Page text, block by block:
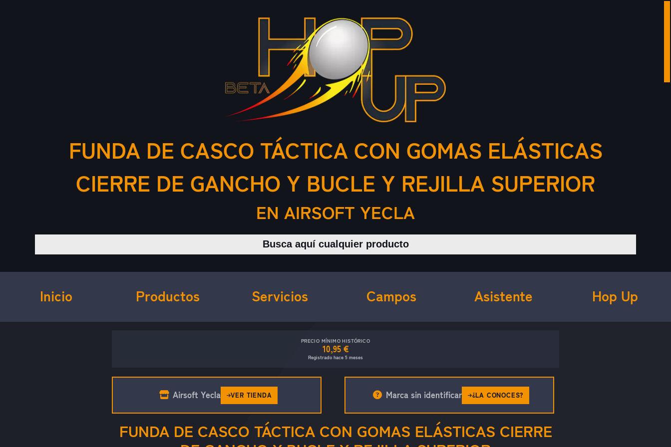
FUNDA DE CASCO TÁCTICA CON GOMAS ELÁSTICAS
CIERRE DE GANCHO Y BUCLE Y REJILLA SUPERIOR
EN AIRSOFT YECLA
Buscar productos
Inicio Productos Servicios Campos Asistente Hop Up
PRECIO MÍNIMO HISTÓRICO
10,95 €
Registrado hace 5 meses
Airsoft Yecla VER TIENDA
FUNDA DE CASCO TÁCTICA CON GOMAS ELÁSTICAS CIERRE
Marca sin identificar ¿LA CONOCES?